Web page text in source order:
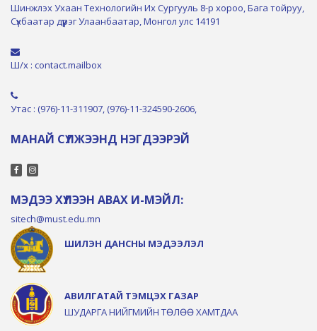
Шинжлэх Ухаан Технологийн Их Сургууль 8-р хороо, Бага тойруу,
Сүхбаатар дүүрэг Улаанбаатар, Монгол улс 14191
Ш/х : contact.mailbox
Утас : (976)-11-311907, (976)-11-324590-2606,
МАНАЙ СҮЛЖЭЭНД НЭГДЭЭРЭЙ
МЭДЭЭ ХҮЛЭЭН АВАХ И-МЭЙЛ:
sitech@must.edu.mn
ШИЛЭН ДАНСНЫ МЭДЭЭЛЭЛ
АВИЛГАТАЙ ТЭМЦЭХ ГАЗАР
ШУДАРГА НИЙГМИЙН ТӨЛӨӨ ХАМТДАА